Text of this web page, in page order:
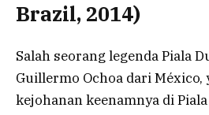
Brazil, 2014)
Salah seorang legenda Piala
Guillermo Ochoa dari México,
kejohanan keenamnya di